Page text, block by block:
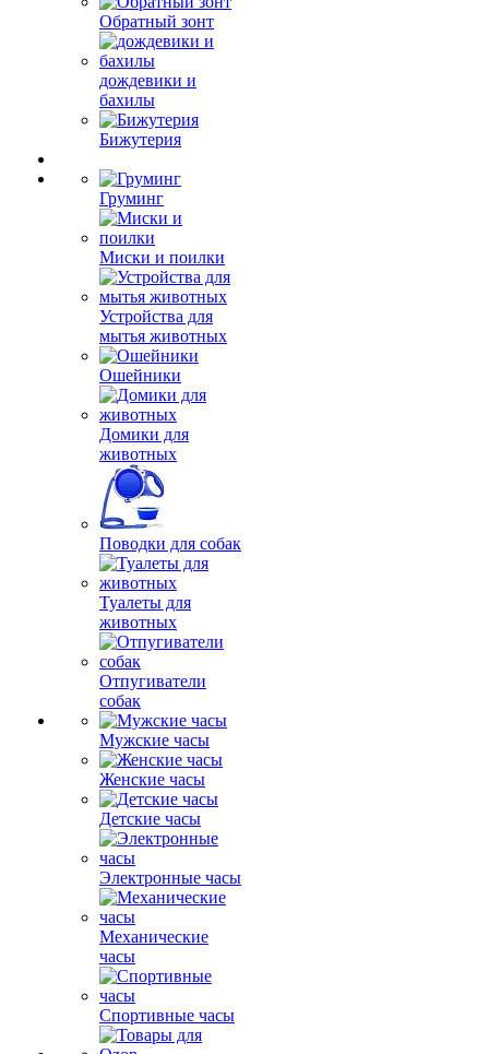
Обратный зонт
дождевики и
бахилы
Бижутерия
Груминг
Миски и поилки
Устройства для
мытья животных
Ошейники
Домики для
животных
Поводки для собак
Туалеты для
животных
Отпугиватели
собак
Мужские часы
Женские часы
Детские часы
Электронные часы
Механические
часы
Спортивные часы